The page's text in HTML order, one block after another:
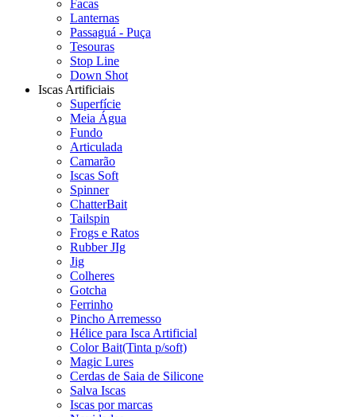
Facas
Lanternas
Passaguá - Puça
Tesouras
Stop Line
Down Shot
Iscas Artificiais
Superfície
Meia Água
Fundo
Articulada
Camarão
Iscas Soft
Spinner
ChatterBait
Tailspin
Frogs e Ratos
Rubber JIg
Jig
Colheres
Gotcha
Ferrinho
Pincho Arremesso
Hélice para Isca Artificial
Color Bait(Tinta p/soft)
Magic Lures
Cerdas de Saia de Silicone
Salva Iscas
Iscas por marcas